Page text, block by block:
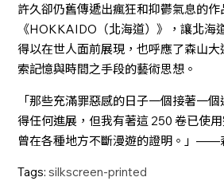
許久卻仍舊傳遞出瘋狂和抑鬱氣息的
《HOKKAIDO（北海道）》，讓北海
得以在世人面前展現，也呼應了森山
索記憶與時間之手段的藝術思想。
「那些充滿罪惡感的日子一個接著一
得任何進展，但我有著這 250 卷已使
曾在各種地方不斷漫遊的證明。」——
Tags: silkscreen-printed